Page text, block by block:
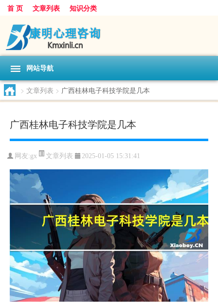
首 页 文章列表 知识分类
网站导航
> 文章列表 > 广西桂林电子科技学院是几本
广西桂林电子科技学院是几本
网友:gx 文章列表 2025-01-05 15:31:41